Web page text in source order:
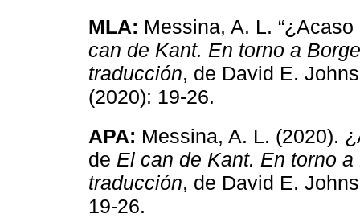
MLA: Messina, A. L.
can de Kant. En torno a
traducción, de David E.
(2020): 19-26.
APA: Messina, A. L. (2020).
de El can de Kant. En torno
traducción, de David E.
19-26.